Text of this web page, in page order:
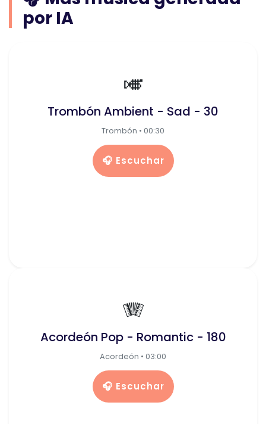
por IA
🎺
Trombón Ambient - Sad - 30
Trombón • 00:30
🎧 Escuchar
🪗
Acordeón Pop - Romantic - 180
Acordeón • 03:00
🎧 Escuchar